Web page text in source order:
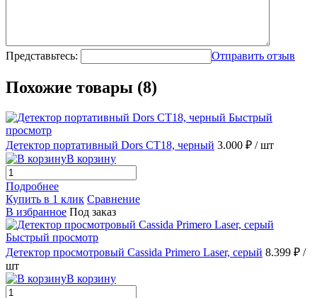
Представьтесь: Отправить отзыв
Похожие товары (8)
Быстрый
просмотр
Детектор портативный Dors CT18, черный 3.000 ₽ / шт
В корзину
Подробнее
Купить в 1 клик Сравнение
В избранное Под заказ
Быстрый просмотр
Детектор просмотровый Cassida Primero Laser, серый 8.399 ₽ /
шт
В корзину